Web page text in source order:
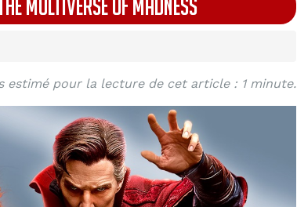
MULTIVERSE OF MADNESS
estimé pour la lecture de cet article : 1 minute.